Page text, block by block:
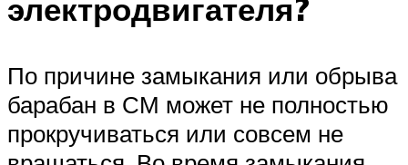
электродвигателя?
По причине замыкания или обрыва
барабан в СМ может не полностью
прокручиваться или совсем не